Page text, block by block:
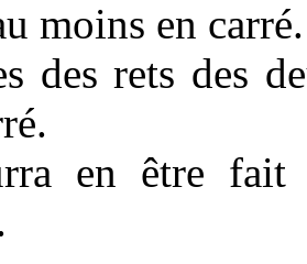
moins en carré.
des rets des
en être fait